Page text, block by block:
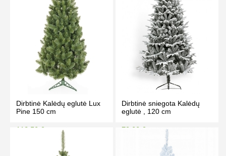
Dirbtinė Kalėdų eglutė Lux
Pine 150 cm
118.50 €
Kaina prisijungus
139.50 €
Dirbtinė sniegota Kalėdų
eglutė , 120 cm
79.00 €
Kaina prisijungus
89.00 €